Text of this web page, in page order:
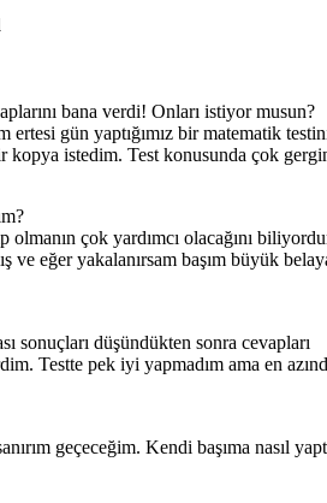
bana verdi! Onları istiyor musun?
ertesi gün yaptığımız bir matematik
kopya istedim. Test konusunda çok
olmanın çok yardımcı olacağını
ve eğer yakalanırsam başım büyük
sonuçları düşündükten sonra cevapları
Testte pek iyi yapmadım ama en
geçeceğim. Kendi başıma nasıl